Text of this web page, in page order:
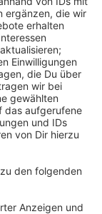
Kita und auf
leicht.
schließlich